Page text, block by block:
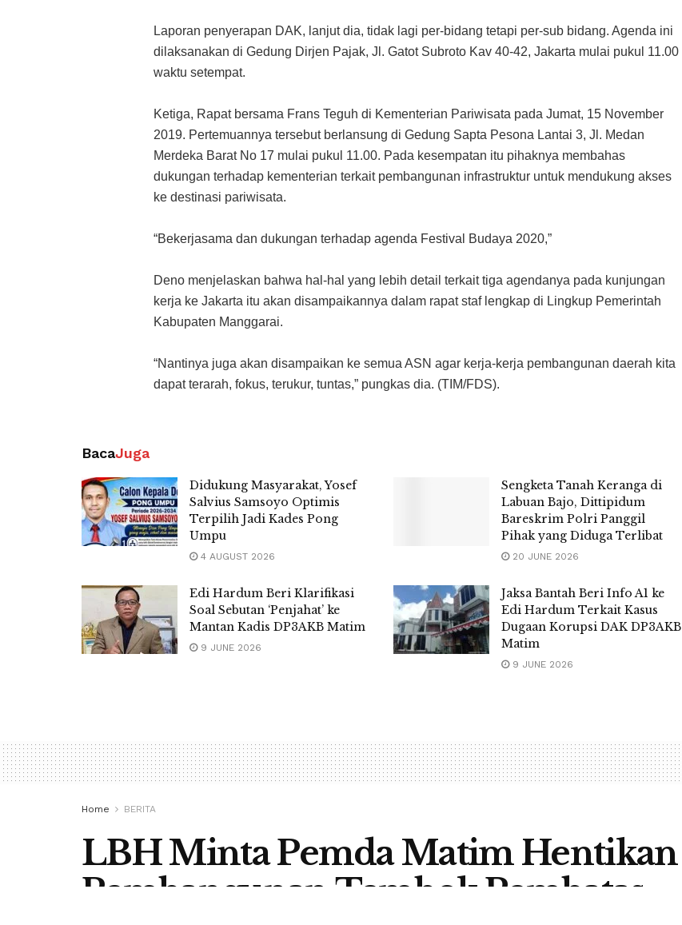
Laporan penyerapan DAK, lanjut dia, tidak lagi per-bidang tetapi per-sub bidang. Agenda ini
dilaksanakan di Gedung Dirjen Pajak, Jl. Gatot Subroto Kav 40-42, Jakarta mulai pukul 11.00
waktu setempat.
Ketiga, Rapat bersama Frans Teguh di Kementerian Pariwisata pada Jumat, 15 November
2019. Pertemuannya tersebut berlansung di Gedung Sapta Pesona Lantai 3, Jl. Medan
Merdeka Barat No 17 mulai pukul 11.00. Pada kesempatan itu pihaknya membahas
dukungan terhadap kementerian terkait pembangunan infrastruktur untuk mendukung akses
ke destinasi pariwisata.
“Bekerjasama dan dukungan terhadap agenda Festival Budaya 2020,”
Deno menjelaskan bahwa hal-hal yang lebih detail terkait tiga agendanya pada kunjungan
kerja ke Jakarta itu akan disampaikannya dalam rapat staf lengkap di Lingkup Pemerintah
Kabupaten Manggarai.
“Nantinya juga akan disampaikan ke semua ASN agar kerja-kerja pembangunan daerah kita
dapat terarah, fokus, terukur, tuntas,” pungkas dia. (TIM/FDS).
BacaJuga
Didukung Masyarakat, Yosef
Salvius Samsoyo Optimis
Terpilih Jadi Kades Pong
Umpu
4 AUGUST 2026
Sengketa Tanah Keranga di
Labuan Bajo, Dittipidum
Bareskrim Polri Panggil
Pihak yang Diduga Terlibat
20 JUNE 2026
Edi Hardum Beri Klarifikasi
Soal Sebutan ‘Penjahat’ ke
Mantan Kadis DP3AKB Matim
9 JUNE 2026
Jaksa Bantah Beri Info A1 ke
Edi Hardum Terkait Kasus
Dugaan Korupsi DAK DP3AKB
Matim
9 JUNE 2026
Home BERITA
LBH Minta Pemda Matim Hentikan
Pembangunan Tembok Pembatas